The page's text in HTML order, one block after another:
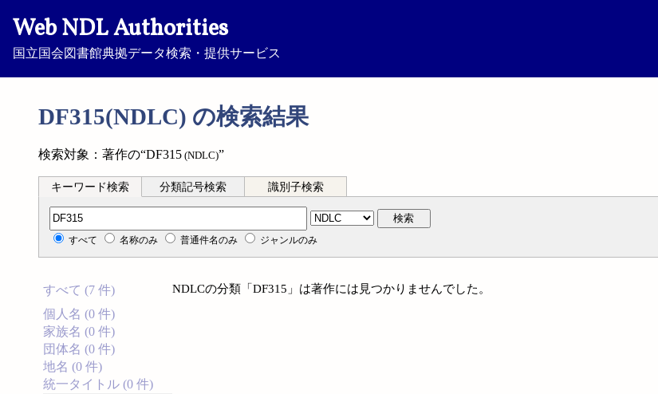
Web NDL Authorities
国立国会図書館典拠データ検索・提供サービス
DF315(NDLC) の検索結果
検索対象：著作の“DF315 (NDLC)”
キーワード検索 分類記号検索 識別子検索
分類記号検索 検索
すべて 名称のみ 普通件名のみ ジャンルのみ
すべて (7 件)
個人名 (0 件)
家族名 (0 件)
団体名 (0 件)
地名 (0 件)
統一タイトル (0 件)
NDLCの分類「DF315」は著作には見つかりませんでした。